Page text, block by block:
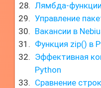
Лямбда-
Управление
Вакансии в
Функция zip() в
Эффективная
Python
Сравнение